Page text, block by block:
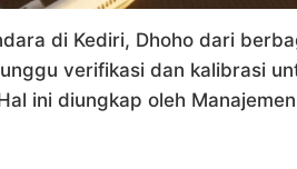
di Kediri, Dhoho dari
verifikasi dan kalibrasi
ini diungkap oleh